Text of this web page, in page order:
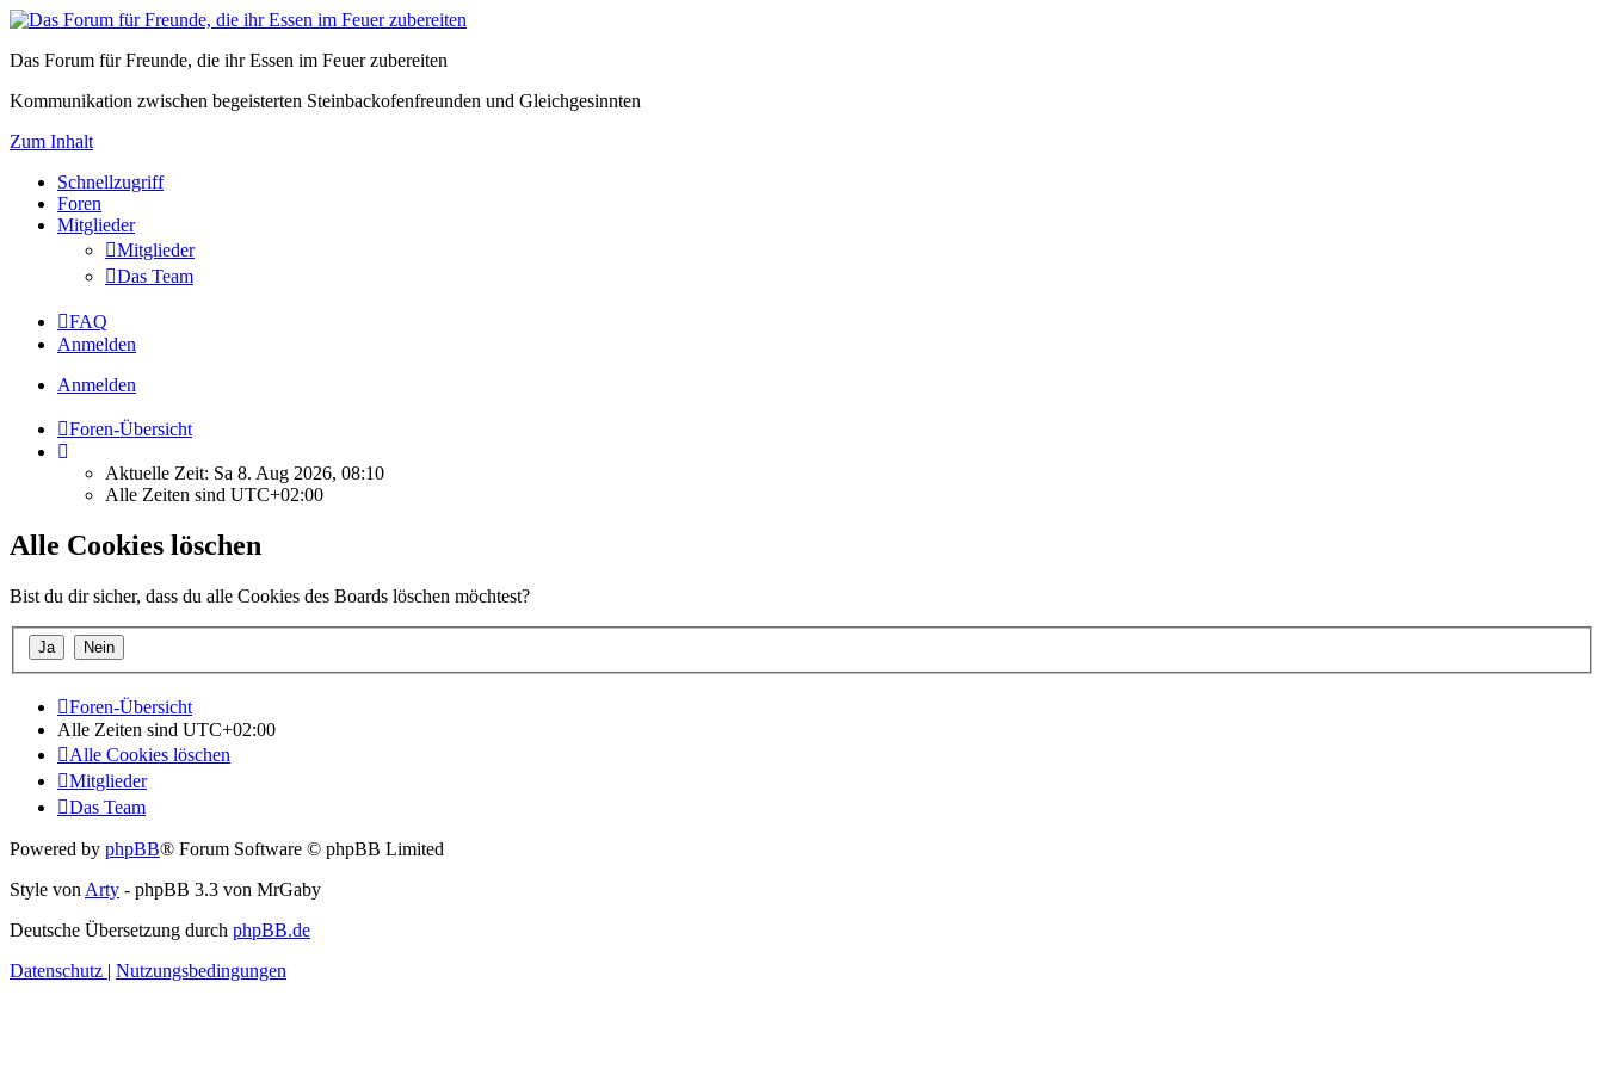
Das Forum für Freunde, die ihr Essen im Feuer zubereiten
Kommunikation zwischen begeisterten Steinbackofenfreunden und Gleichgesinnten
Zum Inhalt
Schnellzugriff
Foren
Mitglieder
Mitglieder
Das Team
FAQ
Anmelden
Anmelden
Foren-Übersicht
Aktuelle Zeit: Sa 8. Aug 2026, 08:10
Alle Zeiten sind UTC+02:00
Alle Cookies löschen
Bist du dir sicher, dass du alle Cookies des Boards löschen möchtest?
Foren-Übersicht
Alle Zeiten sind UTC+02:00
Alle Cookies löschen
Mitglieder
Das Team
Powered by phpBB® Forum Software © phpBB Limited
Style vonArty - phpBB 3.3 von MrGaby
Deutsche Übersetzung durch phpBB.de
Datenschutz | Nutzungsbedingungen